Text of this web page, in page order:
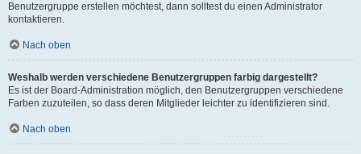
Benutzergruppe erstellen möchtest, dann solltest du einen Administrator
kontaktieren.
Nach oben
Weshalb werden verschiedene Benutzergruppen farbig dargestellt?
Es ist der Board-Administration möglich, den Benutzergruppen verschiedene
Farben zuzuteilen, so dass deren Mitglieder leichter zu identifizieren sind.
Nach oben